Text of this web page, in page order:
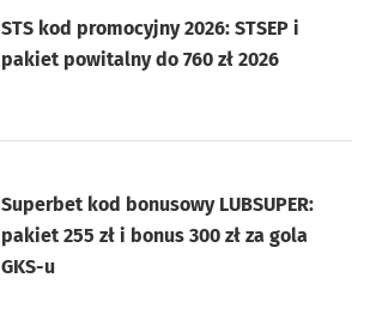
STS kod promocyjny 2026: STSEP i
pakiet powitalny do 760 zł 2026
Superbet kod bonusowy LUBSUPER:
pakiet 255 zł i bonus 300 zł za gola
GKS-u